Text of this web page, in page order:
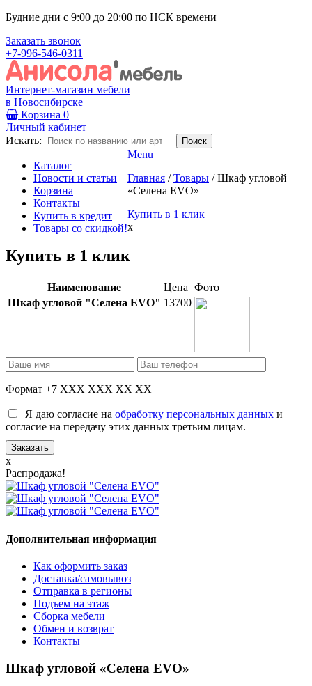
Будние дни с 9:00 до 20:00 по НСК времени
Заказать звонок
+7-996-546-0311
Интернет-магазин мебели
в Новосибирске
Корзина 0
Личный кабинет
Искать:
Каталог
Новости и статьи
Корзина
Контакты
Купить в кредит
Товары со скидкой!
Menu
Главная / Товары / Шкаф угловой
«Селена EVO»
Купить в 1 клик
x
Купить в 1 клик
Наименование Цена Фото
Шкаф угловой "Селена EVO" 13700
Формат +7 XXX XXX XX XX
Я даю согласие на обработку персональных данных и
согласие на передачу этих данных третьим лицам.
x
Распродажа!
Дополнительная информация
Как оформить заказ
Доставка/самовывоз
Отправка в регионы
Подъем на этаж
Сборка мебели
Обмен и возврат
Контакты
Шкаф угловой «Селена EVO»